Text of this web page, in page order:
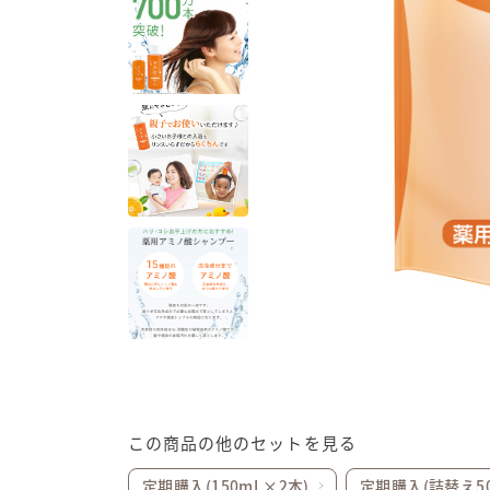
この商品の他のセットを見る
定期購入(150mL×2本) 定期購入(詰替え